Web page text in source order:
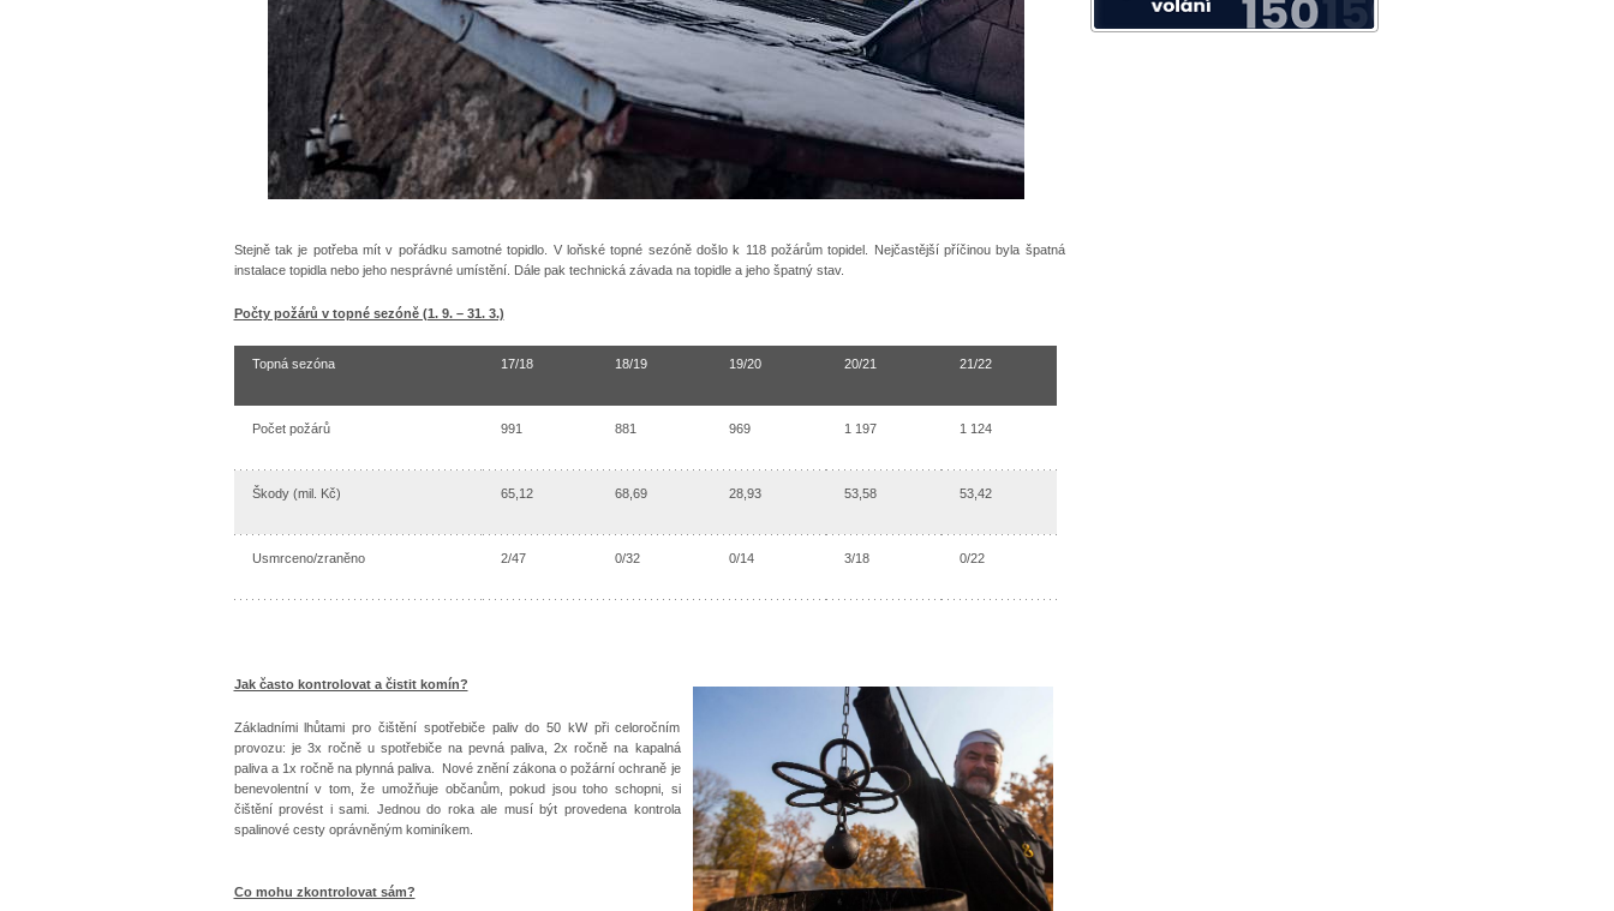
Stejně tak je potřeba mít v pořádku samotné topidlo. V loňské topné sezóně došlo k 118 požárům topidel. Nejčastější příčinou byla špatná
instalace topidla nebo jeho nesprávné umístění. Dále pak technická závada na topidle a jeho špatný stav.
Počty požárů v topné sezóně (1. 9. – 31. 3.)
Topná sezóna 17/18 18/19 19/20 20/21 21/22
Počet požárů 991 881 969 1 197 1 124
Škody (mil. Kč) 65,12 68,69 28,93 53,58 53,42
Usmrceno/zraněno 2/47 0/32 0/14 3/18 0/22
Jak často kontrolovat a čistit komín?
Základními lhůtami pro čištění spotřebiče paliv do 50 kW při celoročním
provozu: je 3x ročně u spotřebiče na pevná paliva, 2x ročně na kapalná
paliva a 1x ročně na plynná paliva. Nové znění zákona o požární ochraně je
benevolentní v tom, že umožňuje občanům, pokud jsou toho schopni, si
čištění provést i sami. Jednou do roka ale musí být provedena kontrola
spalinové cesty oprávněným kominíkem.
Co mohu zkontrolovat sám?